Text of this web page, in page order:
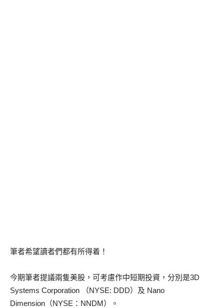
筆者希望讀者們都有所得着！
今期筆者提議兩隻美股，可考慮作中短期投資，分別是3D
Systems Corporation （NYSE: DDD）及 Nano
Dimension（NYSE：NNDM）。